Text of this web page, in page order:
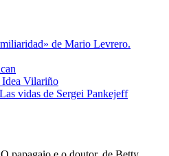
de Mario Levrero.
Idea Vilariño
vidas de Sergei Pankejeff